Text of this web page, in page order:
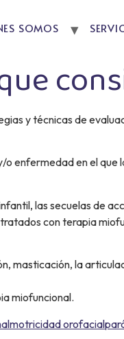
SOMOS
y técnicas de
enfermedad en el
las secuelas de
con terapia
la
miofuncional.
motricidad orofacial